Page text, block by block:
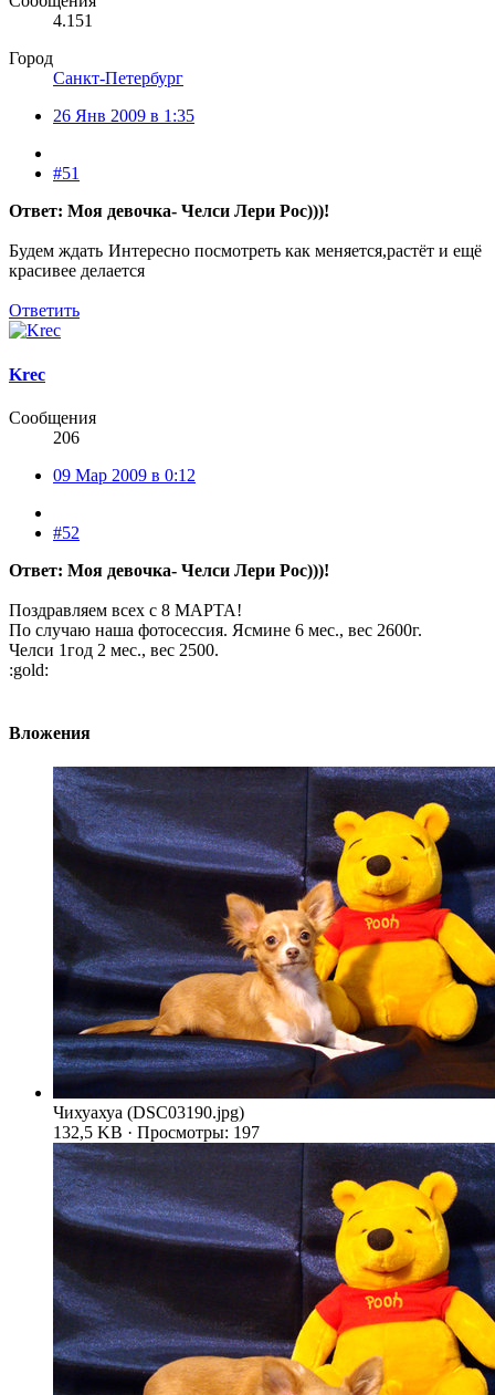
4.151
Город
Санкт-Петербург
26 Янв 2009 в 1:35
#51
Ответ: Моя девочка- Челси Лери Рос)))!
Будем ждать Интересно посмотреть как меняется,растёт и ещё
красивее делается
Ответить
Krec
Сообщения
206
09 Мар 2009 в 0:12
#52
Ответ: Моя девочка- Челси Лери Рос)))!
Поздравляем всех с 8 МАРТА!
По случаю наша фотосессия. Ясмине 6 мес., вес 2600г.
Челси 1год 2 мес., вес 2500.
:gold:
Вложения
Чихуахуа (DSC03190.jpg)
132,5 KB · Просмотры: 197